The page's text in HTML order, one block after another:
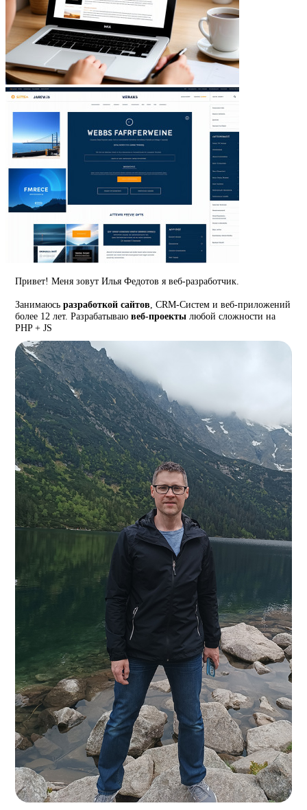
Привет! Меня зовут Илья Федотов я веб-разработчик.
Занимаюсьразработкой сайтов , CRM-Систем и веб-приложений
более 12 лет. Разрабатываювеб-проекты любой сложности на
PHP + JS